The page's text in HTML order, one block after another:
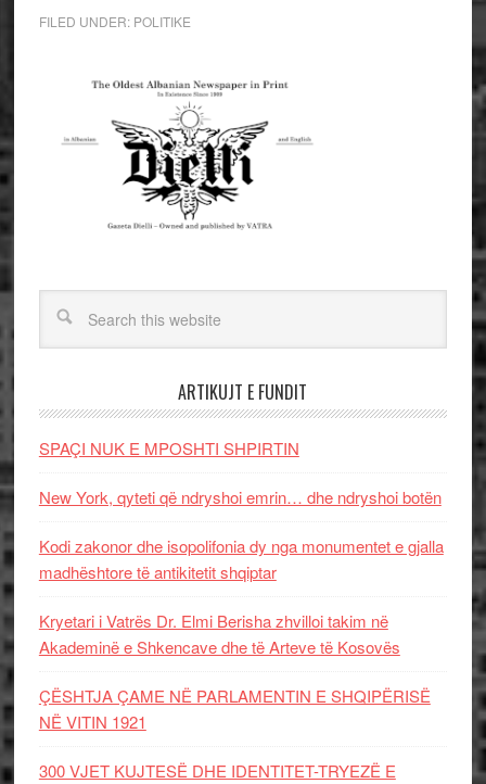
FILED UNDER: POLITIKE
ARTIKUJT E FUNDIT
SPAÇI NUK E MPOSHTI SHPIRTIN
New York, qyteti që ndryshoi emrin… dhe ndryshoi botën
Kodi zakonor dhe isopolifonia dy nga monumentet e gjalla
madhështore të antikitetit shqiptar
Kryetari i Vatrës Dr. Elmi Berisha zhvilloi takim në
Akademinë e Shkencave dhe të Arteve të Kosovës
ÇËSHTJA ÇAME NË PARLAMENTIN E SHQIPËRISË
NË VITIN 1921
300 VJET KUJTESË DHE IDENTITET-TRYEZË E